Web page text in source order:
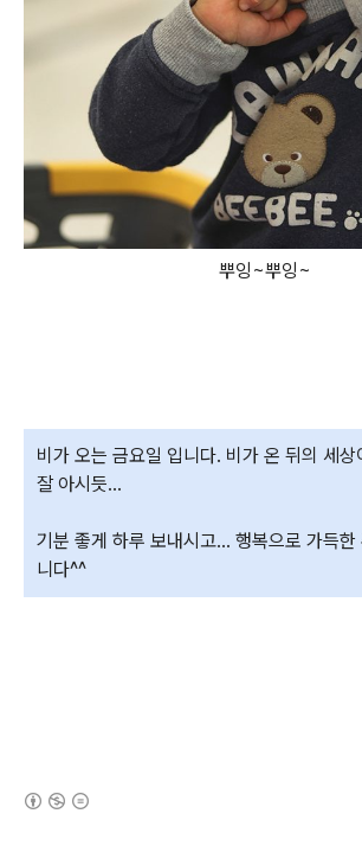
뿌잉~뿌잉~
비가 오는 금요일 입니다. 비가 온 뒤의 세
잘 아시듯...
기분 좋게 하루 보내시고... 행복으로 가득
니다^^